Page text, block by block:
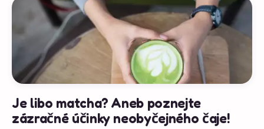
Je libo matcha? Aneb poznejte
zázračné účinky neobyčejného čaje!